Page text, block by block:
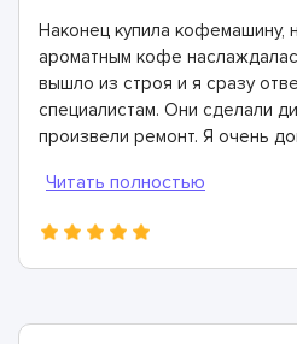
Наконец купила кофемашину,
ароматным кофе
вышло из строя и я сразу
специалистам. Они сделали
произвели ремонт. Я очень